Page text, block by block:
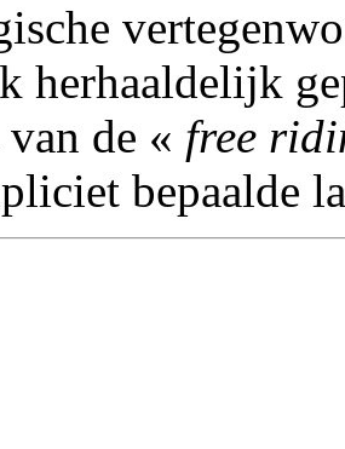
herhaaldelijk
de « free
bepaalde